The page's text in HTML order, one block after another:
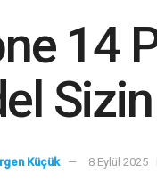
14
Küçük 8 Eylül 2025